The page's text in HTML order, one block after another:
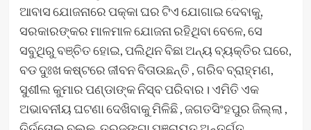
ଆବାସ ଯୋଜନାରେ ପକ୍କା ଘର ଟିଏ ଯୋଗାଇ ଦେବାକୁ,
ସରକାରଙ୍କର ମାଳମାଳ ଯୋଜନା ରହିଥିବା ବେଳେ, ସେ
ସବୁଥିରୁ ବଞ୍ଚିତ ହୋଇ, ପଲିଥିନ ବିଛା ଅନ୍ୟ ବ୍ୟକ୍ତିର ଘରେ,
ବଡ ଦୁଃଖ କଷ୍ଟରେ ଜୀବନ ବିତାଉଛନ୍ତି , ଗରିବ ବ୍ରାହ୍ମଣ,
ସୁଶୀଲ କୁମାର ପଣ୍ଡାଙ୍କ ନିସ୍ବ ପରିବାର। ଏମିତି ଏକ
ଅଭାବନୀୟ ଘଟଣା ଦେଖିବାକୁ ମିଳିଛି , ଜଗତସିଂହପୁର ଜିଲ୍ଲା ,